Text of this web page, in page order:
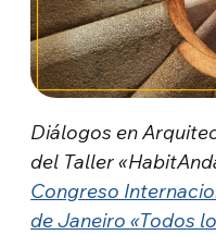
Diálogos en
del Taller
Congreso
de Janeiro «Todos